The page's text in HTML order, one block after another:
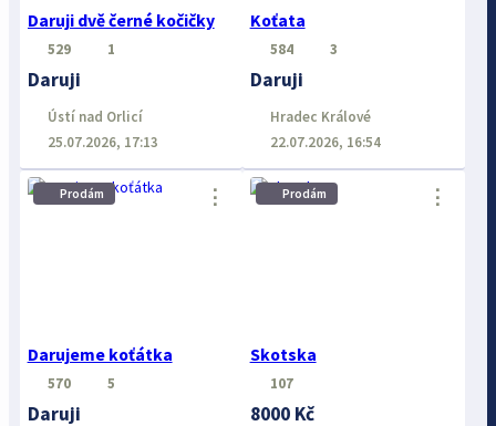
Daruji dvě černé kočičky
529 1
Daruji
Ústí nad Orlicí
25.07.2026, 17:13
Koťata
584 3
Daruji
Hradec Králové
22.07.2026, 16:54
Prodám
Darujeme koťátka
⋮
570 5
Daruji
Prodám
Skotska
⋮
107
8000 Kč